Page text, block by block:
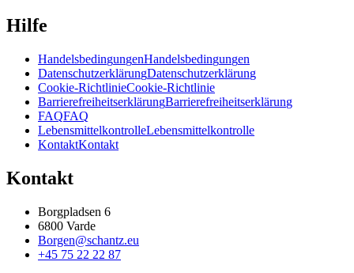
Hilfe
HandelsbedingungenHandelsbedingungen
DatenschutzerklärungDatenschutzerklärung
Cookie-RichtlinieCookie-Richtlinie
BarrierefreiheitserklärungBarrierefreiheitserklärung
FAQFAQ
LebensmittelkontrolleLebensmittelkontrolle
KontaktKontakt
Kontakt
Borgpladsen 6
6800 Varde
Borgen@schantz.eu
+45 75 22 22 87